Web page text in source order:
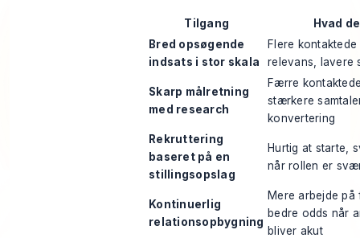
Tilgang
Hvad
Bred opsøgende
indsats i stor skala
Flere
relevans, lavere
Skarp målretning
med research
Færre
stærkere
konvertering
Rekruttering
baseret på en
stillingsopslag
Hurtig at starte,
når rollen er
Kontinuerlig
relationsopbygning
Mere arbejde på
bedre odds når
bliver akut